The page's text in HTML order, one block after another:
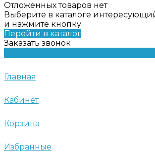
Отложенных товаров нет
Выберите в каталоге
и нажмите кнопку
Перейти в каталог
Заказать звонок
Главная
Кабинет
Корзина
Избранные